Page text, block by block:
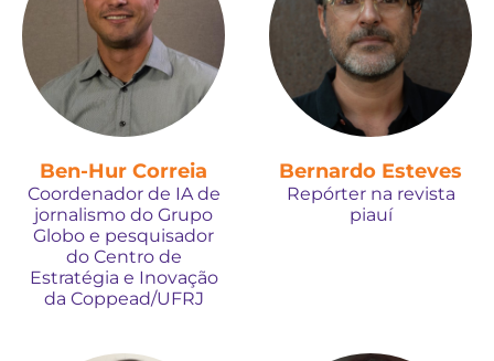
Ben-Hur Correia
Coordenador de IA de
jornalismo do Grupo
Globo e pesquisador
do Centro de
Estratégia e Inovação
da Coppead/UFRJ
Bernardo Esteves
Repórter na revista
piauí